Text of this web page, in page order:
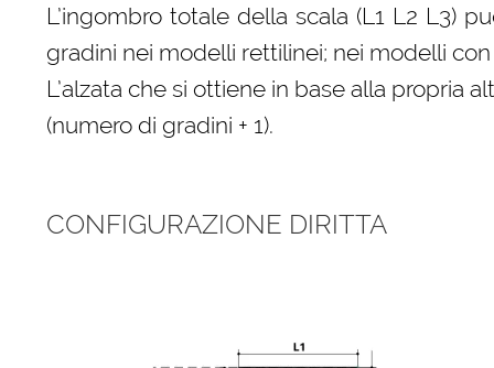
L’ingombro totale della scala (L1 L2 L3)
gradini nei modelli rettilinei; nei modelli
L’alzata che si ottiene in base alla
(numero di gradini + 1).
CONFIGURAZIONE DIRITTA